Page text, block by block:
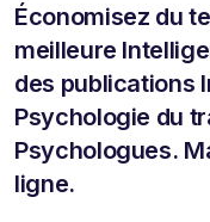
Économisez du
meilleure
des publications
Psychologie du
Psychologues.
ligne.